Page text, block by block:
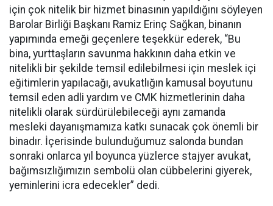
için çok nitelik bir hizmet binasının yapıldığını söyleyen
Barolar Birliği Başkanı Ramiz Erinç Sağkan, binanın
yapımında emeği geçenlere teşekkür ederek, “Bu
bina, yurttaşların savunma hakkının daha etkin ve
nitelikli bir şekilde temsil edilebilmesi için meslek içi
eğitimlerin yapılacağı, avukatlığın kamusal boyutunu
temsil eden adli yardım ve CMK hizmetlerinin daha
nitelikli olarak sürdürülebileceği aynı zamanda
mesleki dayanışmamıza katkı sunacak çok önemli bir
binadır. İçerisinde bulunduğumuz salonda bundan
sonraki onlarca yıl boyunca yüzlerce stajyer avukat,
bağımsızlığımızın sembolü olan cübbelerini giyerek,
yeminlerini icra edecekler” dedi.